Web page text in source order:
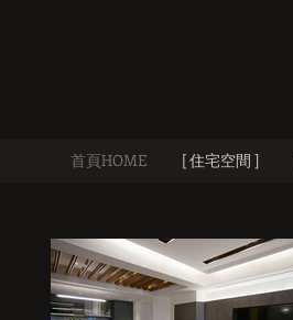
首頁HOME [ 住宅空間 ]